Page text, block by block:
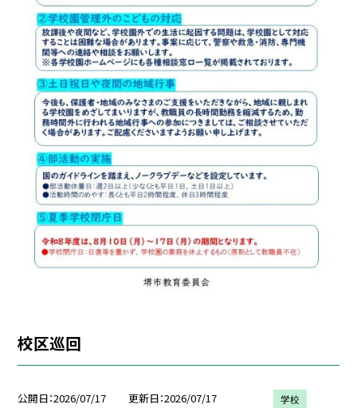
校区巡回
公開日 2026/07/17 更新日 2026/07/17 学校